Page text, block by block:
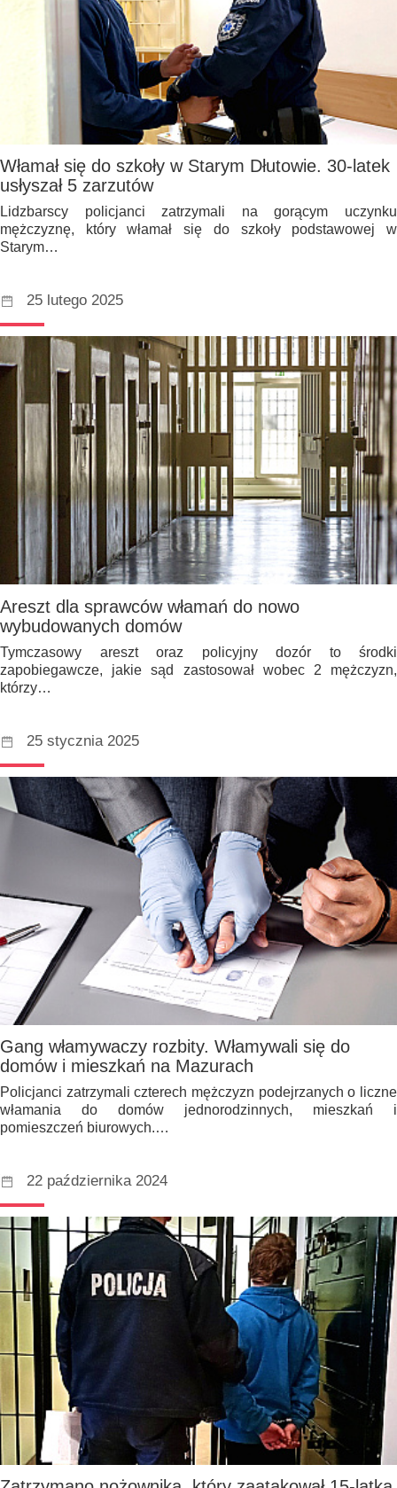
Włamał się do szkoły w Starym Dłutowie. 30-latek
usłyszał 5 zarzutów
Lidzbarscy policjanci zatrzymali na gorącym uczynku
mężczyznę, który włamał się do szkoły podstawowej w
Starym…
25 lutego 2025
Areszt dla sprawców włamań do nowo
wybudowanych domów
Tymczasowy areszt oraz policyjny dozór to środki
zapobiegawcze, jakie sąd zastosował wobec 2 mężczyzn,
którzy…
25 stycznia 2025
Gang włamywaczy rozbity. Włamywali się do
domów i mieszkań na Mazurach
Policjanci zatrzymali czterech mężczyzn podejrzanych o liczne
włamania do domów jednorodzinnych, mieszkań i
pomieszczeń biurowych.…
22 października 2024